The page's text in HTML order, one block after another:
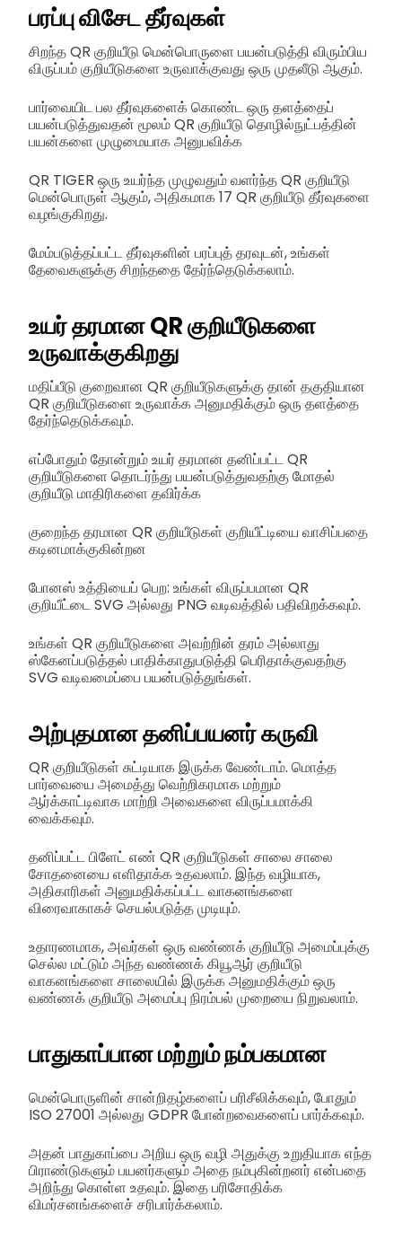
பரப்பு விசேட தீர்வுகள்
சிறந்த QR குறியீடு மென்பொருளை பயன்படுத்தி விரும்பிய
விருப்பம் குறியீடுகளை உருவாக்குவது ஒரு முதலீடு ஆகும்.
பார்வையிட பல தீர்வுகளைக் கொண்ட ஒரு தளத்தைப்
பயன்படுத்துவதன் மூலம் QR குறியீடு தொழில்நுட்பத்தின்
பயன்களை முழுமையாக அனுபவிக்க
QR TIGER ஒரு உயர்ந்த முழுவதும் வளர்ந்த QR குறியீடு
மென்பொருள் ஆகும், அதிகமாக 17 QR குறியீடு தீர்வுகளை
வழங்குகிறது.
மேம்படுத்தப்பட்ட தீர்வுகளின் பரப்புத் தரவுடன், உங்கள்
தேவைகளுக்கு சிறந்ததை தேர்ந்தெடுக்கலாம்.
உயர் தரமான QR குறியீடுகளை
உருவாக்குகிறது
மதிப்பீடு குறைவான QR குறியீடுகளுக்கு தான் தகுதியான
QR குறியீடுகளை உருவாக்க அனுமதிக்கும் ஒரு தளத்தை
தேர்ந்தெடுக்கவும்.
எப்போதும் தோன்றும் உயர் தரமான தனிப்பட்ட QR
குறியீடுகளை தொடர்ந்து பயன்படுத்துவதற்கு மோதல்
குறியீடு மாதிரிகளை தவிர்க்க
குறைந்த தரமான QR குறியீடுகள் குறியீட்டியை வாசிப்பதை
கடினமாக்குகின்றன
போனஸ் உத்தியைப் பெற: உங்கள் விருப்பமான QR
குறியீட்டை SVG அல்லது PNG வடிவத்தில் பதிவிறக்கவும்.
உங்கள் QR குறியீடுகளை அவற்றின் தரம் அல்லாது
ஸ்கேனப்படுத்தல் பாதிக்காதுபடுத்தி பெரிதாக்குவதற்கு
SVG வடிவமைப்பை பயன்படுத்துங்கள்.
அற்புதமான தனிப்பயனர் கருவி
QR குறியீடுகள் சுட்டியாக இருக்க வேண்டாம். மொத்த
பார்வையை அமைத்து வெற்றிகரமாக மற்றும்
ஆர்க்காட்டிவாக மாற்றி அவைகளை விருப்பமாக்கி
வைக்கவும்.
தனிப்பட்ட பிளேட் எண் QR குறியீடுகள் சாலை சாலை
சோதனையை எளிதாக்க உதவலாம். இந்த வழியாக,
அதிகாரிகள் அனுமதிக்கப்பட்ட வாகனங்களை
விரைவாகாகச் செயல்படுத்த முடியும்.
உதாரணமாக, அவர்கள் ஒரு வண்ணக் குறியீடு அமைப்புக்கு
செல்ல மட்டும் அந்த வண்ணக் கியூஆர் குறியீடு
வாகனங்களை சாலையில் இருக்க அனுமதிக்கும் ஒரு
வண்ணக் குறியீடு அமைப்பு நிரம்பல் முறையை நிறுவலாம்.
பாதுகாப்பான மற்றும் நம்பகமான
மென்பொருளின் சான்றிதழ்களைப் பரிசீலிக்கவும், போதும்
ISO 27001 அல்லது GDPR போன்றவைகளைப் பார்க்கவும்.
அதன் பாதுகாப்பை அறிய ஒரு வழி அதுக்கு உறுதியாக எந்த
பிராண்டுகளும் பயனர்களும் அதை நம்புகின்றனர் என்பதை
அறிந்து கொள்ள உதவும். இதை பரிசோதிக்க
விமர்சனங்களைச் சரிபார்க்கலாம்.